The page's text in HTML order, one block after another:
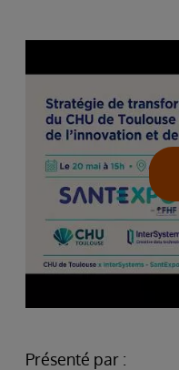
Présenté par :